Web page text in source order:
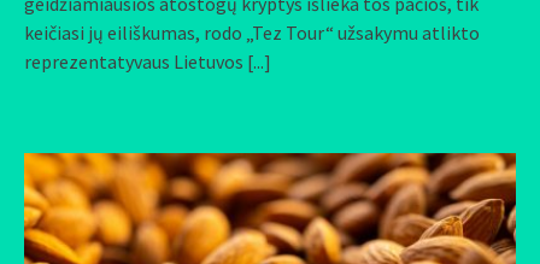
keičiasi jų eiliškumas, rodo „Tez Tour“ užsakymu atlikto
reprezentatyvaus Lietuvos [...]